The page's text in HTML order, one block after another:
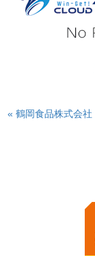
« 鶴岡食品株式会社